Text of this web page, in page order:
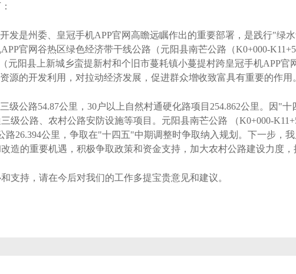
发是州委、皇冠手机APP官网高瞻远瞩作出的重要部署，是践行"绿
官网谷热区绿色经济带干线公路（元阳县南芒公路（K0+000-
元阳县上新城乡蛮提新村和个旧市蔓耗镇小蔓提村跨皇冠手机APP
源的开发利用，对拉动经济发展，促进群众增收致富具有重要的作用
级公路54.87公里，30户以上自然村通硬化路项目254.862公里。因"
级公路、农村公路安防设施等项目。元阳县南芒公路 （K0+000-
路26.394公里，争取在"十四五"中期调整时争取纳入规划。下一步，
造的重要机遇，积极争取政策和资金支持，加大农村公路建设力度
支持，请在今后对我们的工作多提宝贵意见和建议。